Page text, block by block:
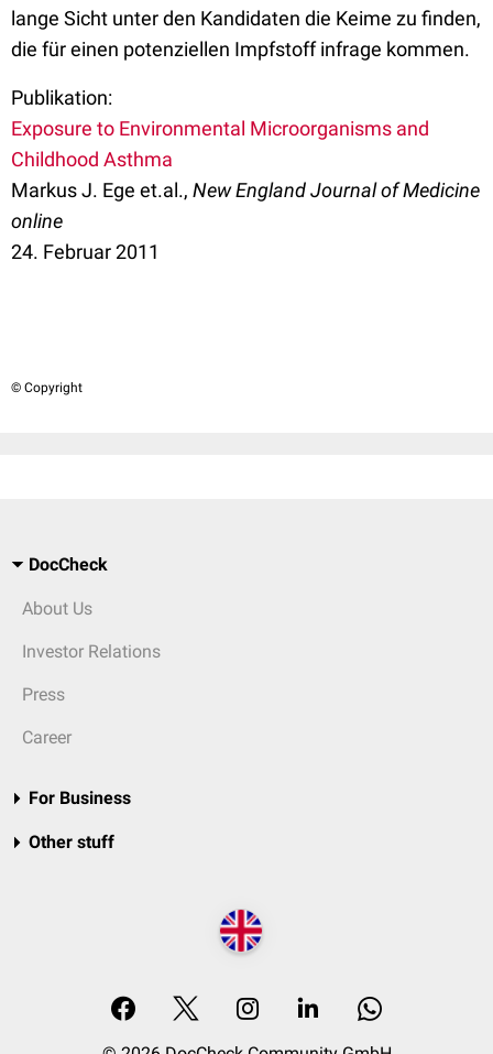
lange Sicht unter den Kandidaten die Keime zu finden,
die für einen potenziellen Impfstoff infrage kommen.
Publikation:
Exposure to Environmental Microorganisms and
Childhood Asthma
Markus J. Ege et.al., New England Journal of Medicine
online
24. Februar 2011
© Copyright
DocCheck
About Us
Investor Relations
Press
Career
For Business
Other stuff